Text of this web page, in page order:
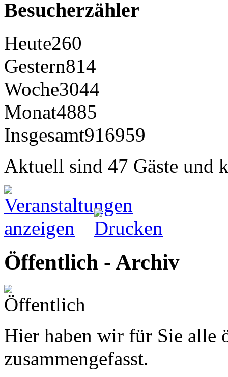
Besucherzähler
Heute260
Gestern814
Woche3044
Monat4885
Insgesamt916959
Aktuell sind 47 Gäste und
Öffentlich - Archiv
Hier haben wir für Sie alle
zusammengefasst.